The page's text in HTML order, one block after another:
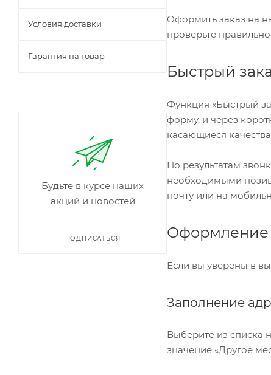
Оформить заказ на
проверьте
Быстрый
Функция «Быстрый
форму, и через
касающиеся
По результатам
необходимыми
почту или на
Оформление
Если вы уверены в
Заполнение
Выберите из списка
значение «Другое
Условия доставки
Гарантия на товар
Будьте в курсе наших
акций и новостей
ПОДПИСАТЬСЯ